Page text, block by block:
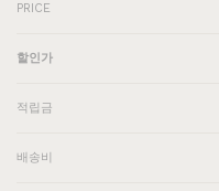
PRICE
할인가
적립금
배송비